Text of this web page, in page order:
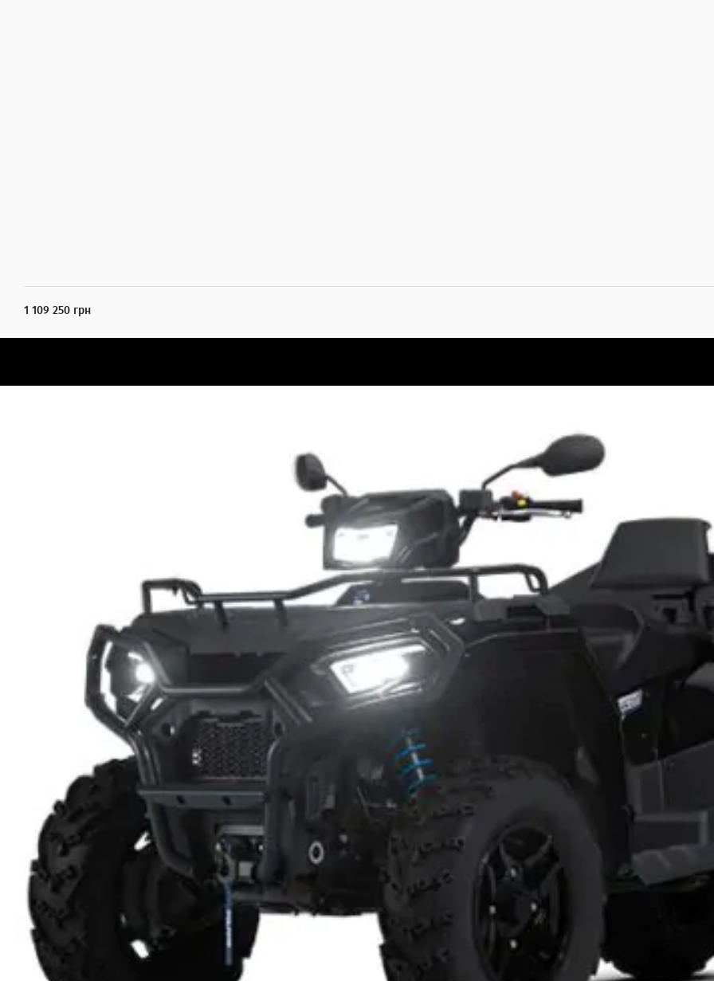
1 109 250 грн